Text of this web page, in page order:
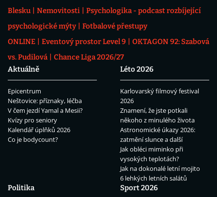
Blesku
Nemovitosti
Psychologika - podcast rozbíjející
psychologické mýty
Fotbalové přestupy
ONLINE
Eventový prostor Level 9
OKTAGON 92: Szabová
vs. Pudilová
Chance Liga 2026/27
Aktuálně
Epicentrum
Neštovice: příznaky, léčba
V čem jezdí Yamal a Mesii?
Kvízy pro seniory
Kalendář úplňků 2026
Co je bodycount?
Léto 2026
Karlovarský filmový festival
2026
Znamení, že jste potkali
někoho z minulého života
Astronomické úkazy 2026:
zatmění slunce a další
Jak obléci miminko při
vysokých teplotách?
Jak na dokonalé letní mojito
6 lehkých letních salátů
Politika
Sport 2026